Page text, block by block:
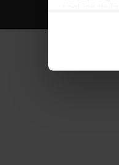
perquè
començar